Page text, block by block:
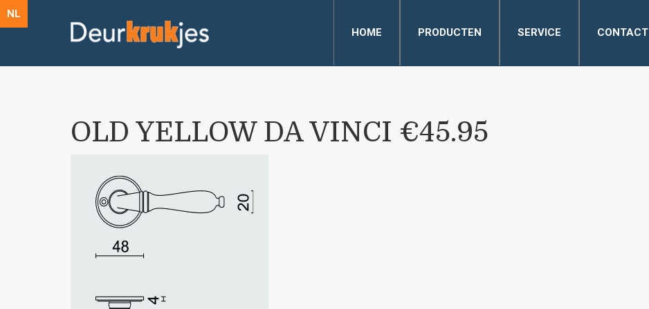
NL
HOME
PRODUCTEN SERVICE CONTACT
OLD YELLOW DA VINCI €45.95